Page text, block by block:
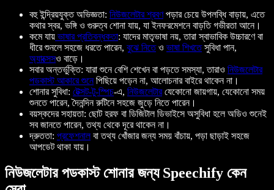
বহু ইন্দ্রিয়যুক্ত অভিজ্ঞতা: নিউজলেটার শ্রবণপড়ার চেয়ে উপলব্ধি বাড়ায়, এতে
কথার স্বর, ভঙ্গি ও গুরুত্ব শোনা যায়, যা ইনফরমেশনে বাড়তি গভীরতা আনে।
কমে যায় ভাষার প্রতিবন্ধকতা: যাদের মাতৃভাষা নয়, তারা স্বাভাবিক উচ্চারণে বা
ধীরে শুনলে সহজে ধরতে পারেন, বুঝে নিতেও ভাষা শিখতেসুবিধা পান,
অ্যাক্সেসও বাড়ে।
সবার অন্তর্ভুক্তি: যারা শুনে বেশি শেখেন বা পড়তে সমস্যা, তারাও নিউজলেটার
পডকাস্ট আকারে শুনেপিছিয়ে পড়েন না, আলোচনার বাইরে থাকেন না।
শোনার সুবিধা: টেক্সট-টু-স্পিচ-এ, নিউজলেটারযেকোনো জায়গায়, যেকোনো সময়
শুনতে পারেন, দৈনন্দিন রুটিনে সহজে জুড়ে নিতে পারেন।
বয়স্কদের সহায়তা: ছোট হরফ বা ডিজিটাল ডিভাইসে অসুবিধা হলে অডিও শুনেই
সব জানতে পারেন, তথ্য থেকে দূরে থাকেন না।
দ্রুততা: প্রফেশনালবা তথ্য খোঁজার জন্য সময় বাঁচায়, পড়া ছাড়াই সহজে
আপডেট থাকা যায়।
নিউজলেটার পডকাস্ট শোনার জন্য Speechify কেন